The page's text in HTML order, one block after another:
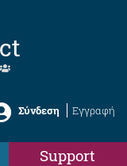
Σύνδεση Εγγραφή
Support